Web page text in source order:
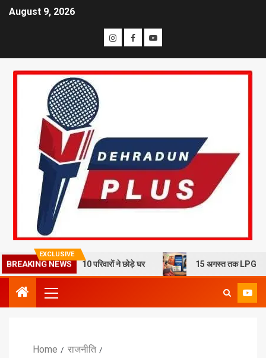
August 9, 2026
EXCLUSIVE
BREAKING NEWS
से दहशत, 10 परिवारों ने छोड़े घर 15 अगस्त तक LPG कनेक्शन की
Home
राजनीति